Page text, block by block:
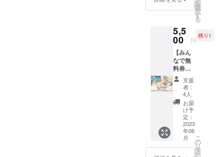
トに１
回無料
で参加
いただ
けま
す！ ド
リンク
も飲み
放題で
す！ ◆
注意 ★
建物の
収容人
数の都
合上、
Enchan
しま
す！ プ
プンに
ご参加
いただ
いた方
には開
店から
３ヶ月
間お会
計から
1,000円
引きさ
れる
Golden
Ticket
も配布
いたし
を
選
択
す
る
5,5
00 円
残り1
【みん
なで無
料券！
《ドリ
ンクも
料》】
◆内容
４人以
下のグ
ループ
でご来
店され
支援
者：
4人
お届
け予
定：
2023
年06
月
こ
の
リ
タ
ー